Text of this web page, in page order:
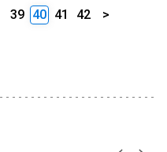
39 40 41 42 >